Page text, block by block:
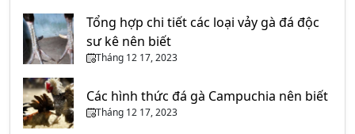
Tổng hợp chi tiết các loại vảy gà đá độc
sư kê nên biết
Tháng 12 17, 2023
Các hình thức đá gà Campuchia nên biết
Tháng 12 17, 2023